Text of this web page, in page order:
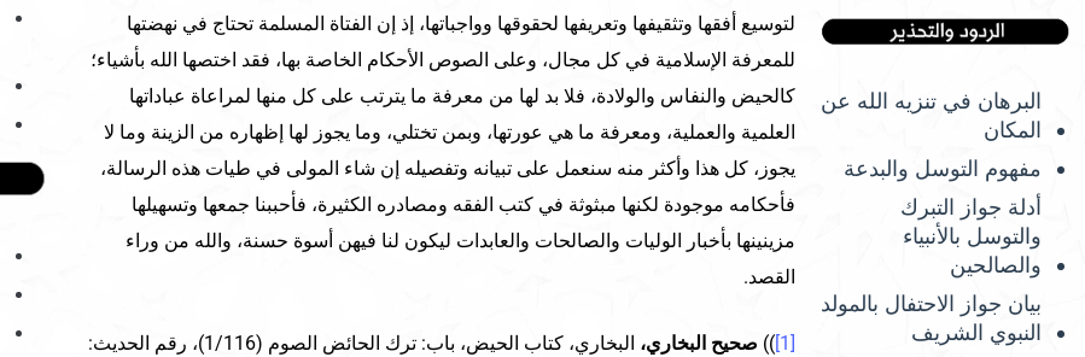
البرهان في تنزيه الله عن
المكان
مفهوم التوسل والبدعة
أدلة جواز التبرك
والتوسل بالأنبياء
والصالحين
بيان جواز الاحتفال بالمولد
النبوي الشريف
لتوسيع أفقها وتثقيفها وتعريفها لحقوقها وواجباتها، إذ إن الفتاة المسلمة تحتاج في نهضتها
للمعرفة الإسلامية في كل مجال، وعلى الصوص الأحكام الخاصة بها، فقد اختصها الله بأشياء؛
كالحيض والنفاس والولادة، فلا بد لها من معرفة ما يترتب على كل منها لمراعاة عباداتها
العلمية والعملية، ومعرفة ما هي عورتها، وبمن تختلي، وما يجوز لها إظهاره من الزينة وما لا
يجوز، كل هذا وأكثر منه سنعمل على تبيانه وتفصيله إن شاء المولى في طيات هذه الرسالة،
فأحكامه موجودة لكنها مبثوثة في كتب الفقه ومصادره الكثيرة، فأحببنا جمعها وتسهيلها
مزينينها بأخبار الوليات والصالحات والعابدات ليكون لنا فيهن أسوة حسنة، والله من وراء
القصد.
[1]
)) صحيح البخاري،
البخاري، كتاب الحيض، باب: ترك الحائض الصوم (1/116)، رقم الحديث: